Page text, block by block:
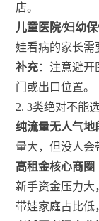
店。
儿童医院/妇幼
娃看病的家长需
补充：注意避
门或出口位置。
2. 3类绝对不能
纯流量无人气地
量大，但没人会
高租金核心商圈
新手资金压力大
带娃家庭占比低